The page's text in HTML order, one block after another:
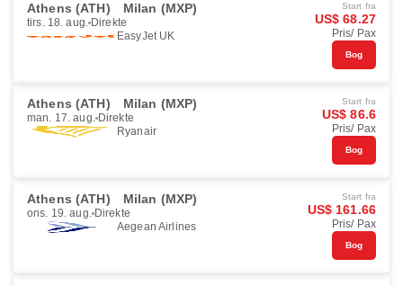
Athens (ATH) Milan (MXP)
tirs. 18. aug. Direkte
EasyJet UK
Start fra
US$ 68.27
Pris/ Pax
Bog
Athens (ATH) Milan (MXP)
man. 17. aug. Direkte
Ryanair
Start fra
US$ 86.6
Pris/ Pax
Bog
Athens (ATH) Milan (MXP)
ons. 19. aug. Direkte
Aegean Airlines
Start fra
US$ 161.66
Pris/ Pax
Bog